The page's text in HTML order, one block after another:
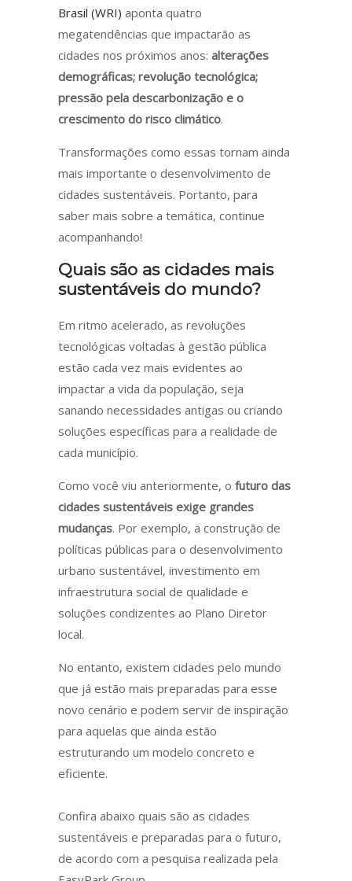
Brasil (WRI) aponta quatro
megatendências que impactarão as
cidades nos próximos anos: alterações
demográficas; revolução tecnológica;
pressão pela descarbonização e o
crescimento do risco climático.
Transformações como essas tornam ainda
mais importante o desenvolvimento de
cidades sustentáveis. Portanto, para
saber mais sobre a temática, continue
acompanhando!
Quais são as cidades mais
sustentáveis do mundo?
Em ritmo acelerado, as revoluções
tecnológicas voltadas à gestão pública
estão cada vez mais evidentes ao
impactar a vida da população, seja
sanando necessidades antigas ou criando
soluções específicas para a realidade de
cada município.
Como você viu anteriormente, o futuro das
cidades sustentáveis exige grandes
mudanças. Por exemplo, a construção de
políticas públicas para o desenvolvimento
urbano sustentável, investimento em
infraestrutura social de qualidade e
soluções condizentes ao Plano Diretor
local.
No entanto, existem cidades pelo mundo
que já estão mais preparadas para esse
novo cenário e podem servir de inspiração
para aquelas que ainda estão
estruturando um modelo concreto e
eficiente.
Confira abaixo quais são as cidades
sustentáveis e preparadas para o futuro,
de acordo com a pesquisa realizada pela